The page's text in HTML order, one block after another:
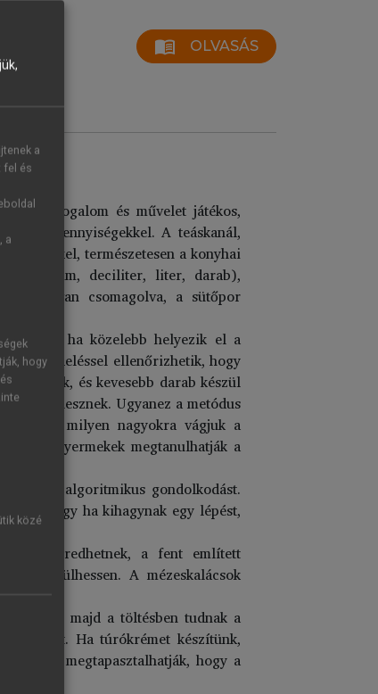
menu_book OLVASÁS
fogalom és művelet játékos,
és a mennyiségekkel. A teáskanál,
természetesen a konyhai
deciliter, liter, darab),
van csomagolva, a sütőpor
is, hogy ha közelebb helyezik el a
ellenőrizhetik, hogy
kapnak, és kevesebb darab készül
lesznek. Ugyanez a metódus
függ, milyen nagyokra vágjuk a
a gyermekek megtanulhatják a
az algoritmikus gondolkodást.
hogy ha kihagynak egy lépést,
is ráébredhetnek, a fent említett
készülhessen. A mézeskalácsok
majd a töltésben tudnak a
nyújt. Ha túrókrémet készítünk,
össze, megtapasztalhatják, hogy a
a
fel és
a
hogy
közé